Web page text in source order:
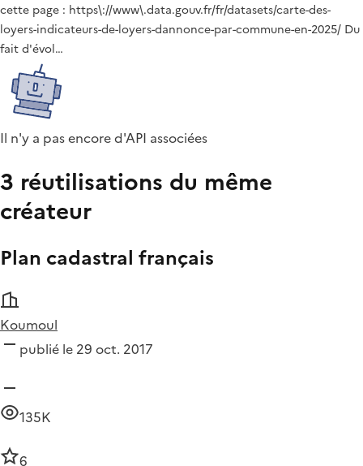
cette page : https\://www\.data.gouv.fr/fr/datasets/carte-des-
loyers-indicateurs-de-loyers-dannonce-par-commune-en-2025/ Du
fait d'évol…
Il n'y a pas encore d'API associées
3 réutilisations du même
créateur
Plan cadastral français
Koumoul
publié le 29 oct. 2017
135K
6